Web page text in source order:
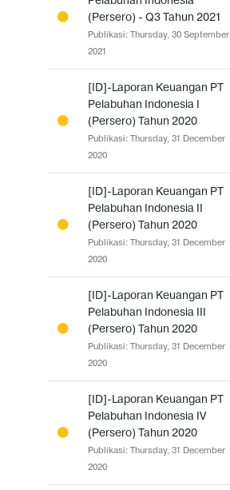
(Persero) - Q3 Tahun 2021
Publikasi: Thursday, 30 September
2021
[ID]-Laporan Keuangan PT
Pelabuhan Indonesia I
(Persero) Tahun 2020
Publikasi: Thursday, 31 December
2020
[ID]-Laporan Keuangan PT
Pelabuhan Indonesia II
(Persero) Tahun 2020
Publikasi: Thursday, 31 December
2020
[ID]-Laporan Keuangan PT
Pelabuhan Indonesia III
(Persero) Tahun 2020
Publikasi: Thursday, 31 December
2020
[ID]-Laporan Keuangan PT
Pelabuhan Indonesia IV
(Persero) Tahun 2020
Publikasi: Thursday, 31 December
2020